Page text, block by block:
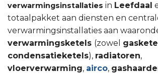
verwarmingsinstallaties in Leefdaal
totaalpakket aan diensten en
verwarmingsinstallaties aan
verwarmingsketels (zowel
condensatieketels), radiatoren,
vloerverwarming, airco,